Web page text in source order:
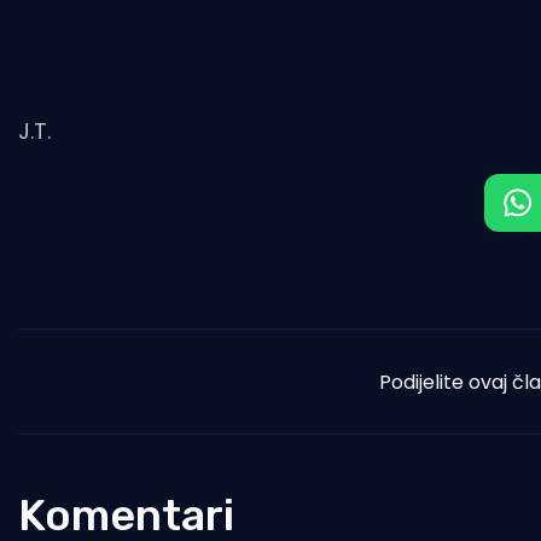
J.T.
Podijelite ovaj
Komentari